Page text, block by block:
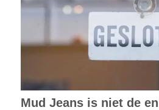
Mud Jeans is niet de